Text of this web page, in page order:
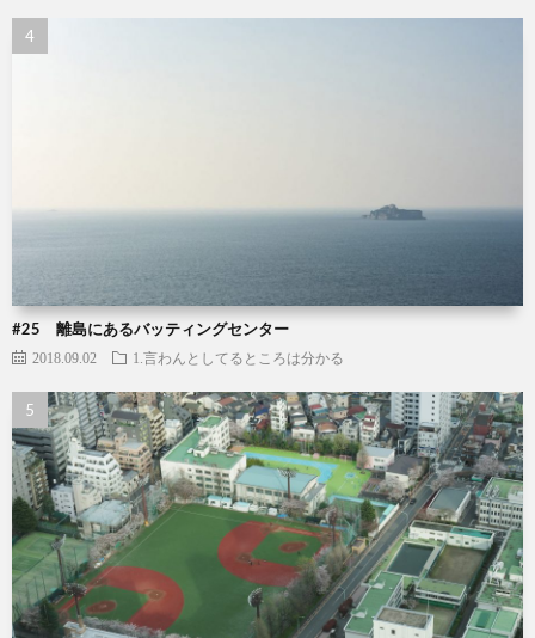
#25 離島にあるバッティングセンター
2018.09.02 1.言わんとしてるところは分かる